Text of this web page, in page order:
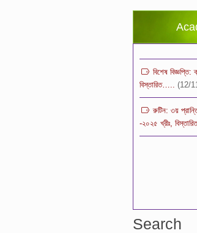
(11/12/2025
বিস্তারিত….. (12/
-২০২৫ খ্রীঃ,
Search